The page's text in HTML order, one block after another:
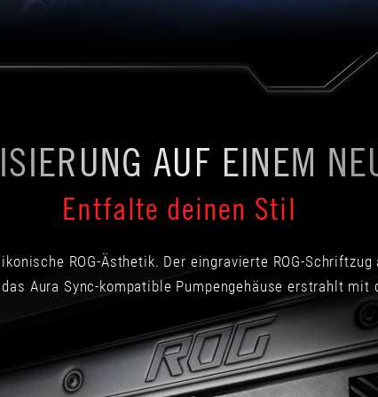
AUF EINEM
Entfalte deinen Stil
ROG-Ästhetik. Der eingravierte ROG-
Aura Sync-kompatible Pumpengehäuse erstrahlt mit